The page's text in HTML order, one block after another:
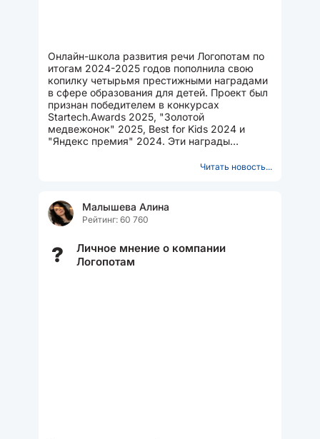
Онлайн-школа развития речи Логопотам по
итогам 2024-2025 годов пополнила свою
копилку четырьмя престижными наградами
в сфере образования для детей. Проект был
признан победителем в конкурсах
Startech.Awards 2025, "Золотой
медвежонок" 2025, Best for Kids 2024 и
"Яндекс премия" 2024. Эти награды
Читать новость...
Малышева Алина
Рейтинг: 60 760
?
Личное мнение о компании
Логопотам